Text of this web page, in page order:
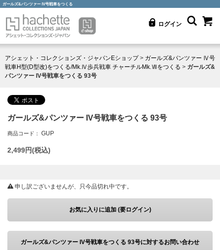
ガールズ&パンツァー IV号戦車をつくる
ログイン
アシェット・コレクションズ・ジャパンEショップ> ガールズ&パンツァー Ⅳ号
戦車H型(D型改)をつくる/Mk.Ⅳ歩兵戦車 チャーチルMk.Ⅶをつくる > ガールズ&
パンツァー IV号戦車をつくる 93号
ガールズ&パンツァー IV号戦車をつくる 93号
商品コード： GUP
2,499円(税込)
申し訳ございませんが、只今品切れ中です。
お気に入りに追加 (要ログイン)
ガールズ&パンツァー IV号戦車をつくる 93号に対するお問い合わせ